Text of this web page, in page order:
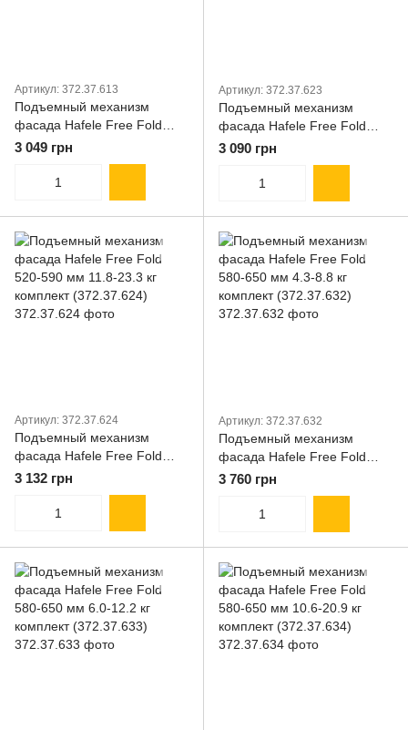
Артикул: 372.37.613
Подъемный механизм
фасада Hafele Free Fold
480-530 мм 7.8-15.1 кг
комплект (372.37.613)
3 049 грн
Артикул: 372.37.623
Подъемный механизм
фасада Hafele Free Fold
520-590 мм 7.2-14.1 кг
комплект (372.37.623)
3 090 грн
Артикул: 372.37.624
Подъемный механизм
фасада Hafele Free Fold
520-590 мм 11.8-23.3 кг
комплект (372.37.624)
3 132 грн
Артикул: 372.37.632
Подъемный механизм
фасада Hafele Free Fold
580-650 мм 4.3-8.8 кг
комплект (372.37.632)
3 760 грн